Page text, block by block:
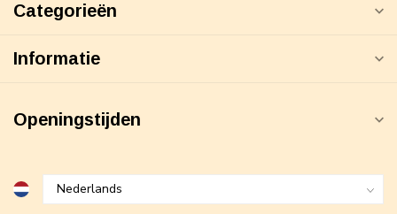
Categorieën
Informatie
Openingstijden